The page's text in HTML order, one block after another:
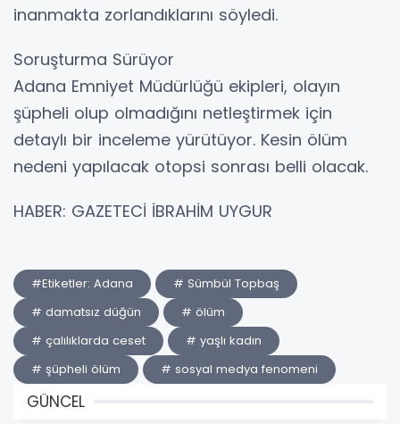
inanmakta zorlandıklarını söyledi.
Soruşturma Sürüyor
Adana Emniyet Müdürlüğü ekipleri, olayın
şüpheli olup olmadığını netleştirmek için
detaylı bir inceleme yürütüyor. Kesin ölüm
nedeni yapılacak otopsi sonrası belli olacak.
HABER: GAZETECİ İBRAHİM UYGUR
#Etiketler: Adana
# Sümbül Topbaş
# damatsız düğün
# ölüm
# çalılıklarda ceset
# yaşlı kadın
# şüpheli ölüm
# sosyal medya fenomeni
GÜNCEL